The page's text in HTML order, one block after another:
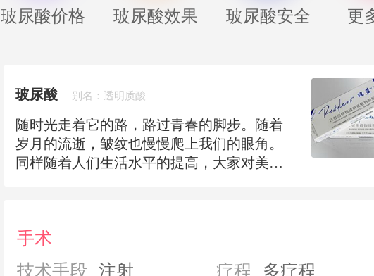
玻尿酸价格 玻尿酸效果 玻尿酸安全 更
玻尿酸 别名：透明质酸
随时光走着它的路，路过青春的脚步。随着
岁月的流逝，皱纹也慢慢爬上我们的眼角。
同样随着人们生活水平的提高，大家对美的
手术
技术手段
注射 疗程 多疗程